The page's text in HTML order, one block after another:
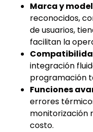
Marca y
reconocidos,
de usuarios,
facilitan la
integración
programación
Funciones
errores
monitorización
costo.